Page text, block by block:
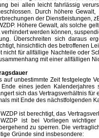
bei allen leicht fahrlässig
Durch höhere
der Dienstleistungen,
Höhere Gewalt, als solche
verhindert werden können,
Überschreiten sich daraus
hinsichtlich des betroffenen
nicht für allfällige Nachteile oder
mit einer allfälligen
unbestimmte Zeit festgelegte
eines jeden Kalenderjahres
sich das Vertragsverhältnis
mit Ende des nächstfolgenden
ist berechtigt, das
ist bei Vorliegen
zu sperren. Die
Gründe sind insbesondere: